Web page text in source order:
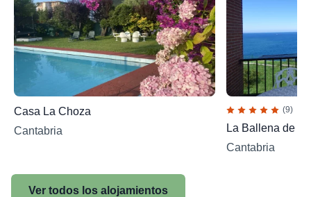
Casa La Choza
Cantabria
(9)
La Ballena de
Cantabria
Ver todos los alojamientos